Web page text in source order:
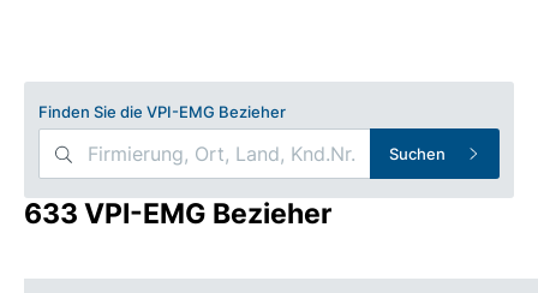
Finden Sie die VPI-EMG Bezieher
Suchen
633 VPI-EMG Bezieher